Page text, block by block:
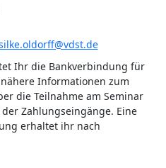
Ihr die Bankverbindung für
Informationen zum
die Teilnahme am Seminar
Zahlungseingänge. Eine
erhaltet ihr nach